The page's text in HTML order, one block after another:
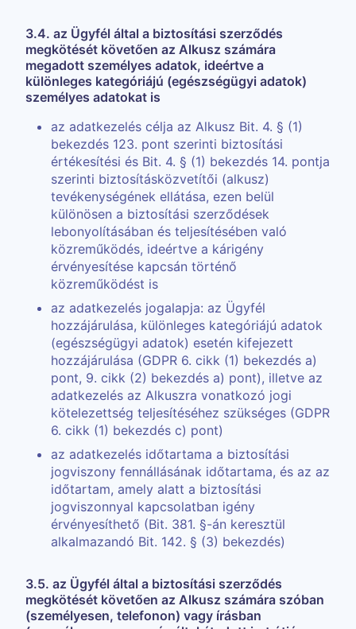
3.4. az Ügyfél által a biztosítási szerződés
megkötését követően az Alkusz számára
megadott személyes adatok, ideértve a
különleges kategóriájú (egészségügyi adatok)
személyes adatokat is
az adatkezelés célja az Alkusz Bit. 4. § (1)
bekezdés 123. pont szerinti biztosítási
értékesítési és Bit. 4. § (1) bekezdés 14. pontja
szerinti biztosításközvetítői (alkusz)
tevékenységének ellátása, ezen belül
különösen a biztosítási szerződések
lebonyolításában és teljesítésében való
közreműködés, ideértve a kárigény
érvényesítése kapcsán történő
közreműködést is
az adatkezelés jogalapja: az Ügyfél
hozzájárulása, különleges kategóriájú adatok
(egészségügyi adatok) esetén kifejezett
hozzájárulása (GDPR 6. cikk (1) bekezdés a)
pont, 9. cikk (2) bekezdés a) pont), illetve az
adatkezelés az Alkuszra vonatkozó jogi
kötelezettség teljesítéséhez szükséges (GDPR
6. cikk (1) bekezdés c) pont)
az adatkezelés időtartama a biztosítási
jogviszony fennállásának időtartama, és az az
időtartam, amely alatt a biztosítási
jogviszonnyal kapcsolatban igény
érvényesíthető (Bit. 381. §-án keresztül
alkalmazandó Bit. 142. § (3) bekezdés)
3.5. az Ügyfél által a biztosítási szerződés
megkötését követően az Alkusz számára szóban
(személyesen, telefonon) vagy írásban